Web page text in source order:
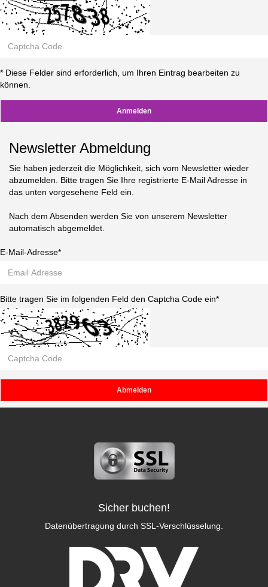
* Diese Felder sind erforderlich, um Ihren Eintrag bearbeiten zu
können.
Newsletter Abmeldung
Sie haben jederzeit die Möglichkeit, sich vom Newsletter wieder
abzumelden. Bitte tragen Sie Ihre registrierte E-Mail Adresse in
das unten vorgesehene Feld ein.
Nach dem Absenden werden Sie von unserem Newsletter
automatisch abgemeldet.
E-Mail-Adresse*
Bitte tragen Sie im folgenden Feld den Captcha Code ein*
Sicher buchen!
Datenübertragung durch SSL-Verschlüsselung.